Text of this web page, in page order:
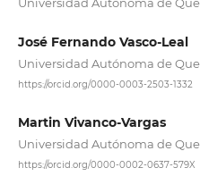
José Fernando Vasco-Leal
Universidad Autónoma de
https://orcid.org/0000-0003-2503-1332
Martin Vivanco-Vargas
Universidad Autónoma de
https://orcid.org/0000-0002-0637-579X